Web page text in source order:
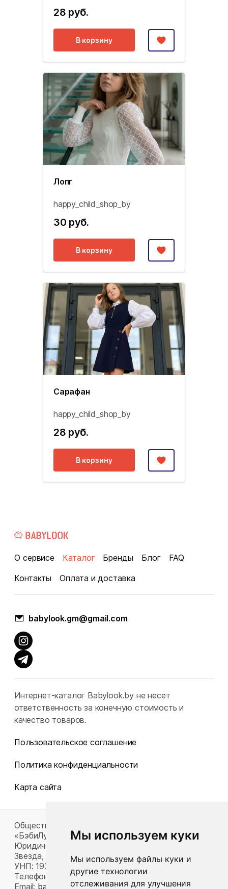
Мы используем куки
Мы используем файлы куки и
другие технологии
отслеживания для улучшения
28 руб.
В корзину
Лопг
happy_child_shop_by
30 руб.
В корзину
Сарафан
happy_child_shop_by
28 руб.
В корзину
О сервисе Каталог Бренды Блог
FAQ
Контакты
Оплата и доставка
babylook.gm@gmail.com
Интернет-каталог Babylook.by не несет
ответственность за конечную стоимость и
качество товаров.
Пользовательское соглашение
Политика конфиденциальности
Карта сайта
Общество с ограниченной ответственностью
«БэбиЛук»
Юридический адрес: 220117, г. Минск, пр-т Газеты
Звезда, д. 16, пом. 52
УНП: 193815124
Телефон:
+375 33 392 66 63
Email: babylook.gm@gmail.com .